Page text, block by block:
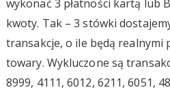
wykonać 3 płatności kartą lub
kwoty. Tak – 3 stówki
transakcje, o ile będą realnymi
towary. Wykluczone są
8999, 4111, 6012, 6211, 6051,